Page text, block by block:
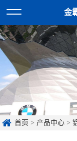
金
首页 > 产品中心 >